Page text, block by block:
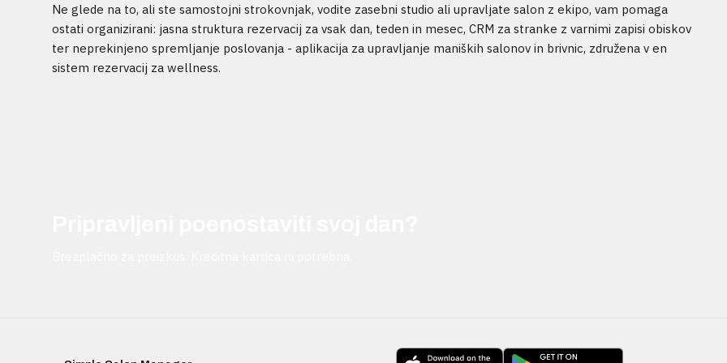
Ne glede na to, ali ste samostojni strokovnjak, vodite zasebni studio ali upravljate salon z ekipo, vam pomaga
ostati organizirani: jasna struktura rezervacij za vsak dan, teden in mesec, CRM za stranke z varnimi zapisi obiskov
ter neprekinjeno spremljanje poslovanja - aplikacija za upravljanje maniških salonov in brivnic, združena v en
sistem rezervacij za wellness.